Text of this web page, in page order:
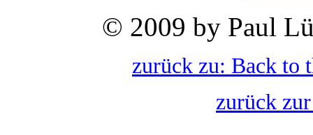
© 2009 by Paul
zurück zu: Back to
zurück